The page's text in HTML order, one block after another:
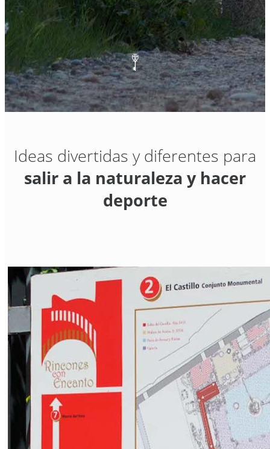
Ideas divertidas y diferentes para
salir a la naturaleza y hacer
deporte